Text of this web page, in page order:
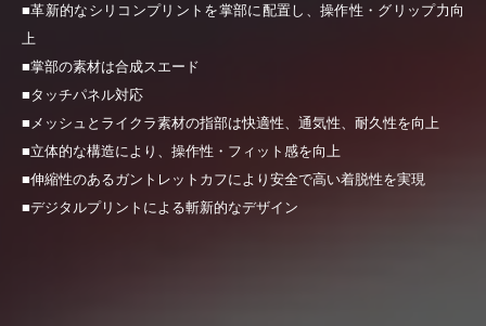
■革新的なシリコンプリントを掌部に配置し、操作性・グリップ力向
上
■掌部の素材は合成スエード
■タッチパネル対応
■メッシュとライクラ素材の指部は快適性、通気性、耐久性を向上
■立体的な構造により、操作性・フィット感を向上
■伸縮性のあるガントレットカフにより安全で高い着脱性を実現
■デジタルプリントによる斬新的なデザイン